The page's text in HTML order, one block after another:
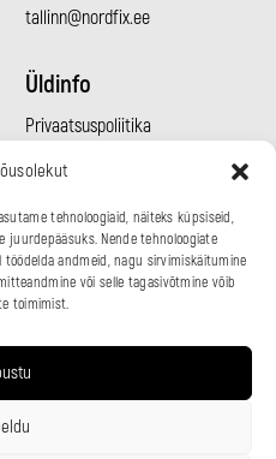
tehnoloogiaid, näiteks küpsiseid,
juurdepääsuks. Nende tehnoloogiate
andmeid, nagu sirvimiskäitumine
või selle tagasivõtmine võib
toimimist.
tallinn@nordfix.ee
Üldinfo
Privaatsuspoliitika
Müügitingimused
Kontakt